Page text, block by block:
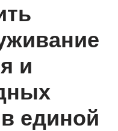
и
единой